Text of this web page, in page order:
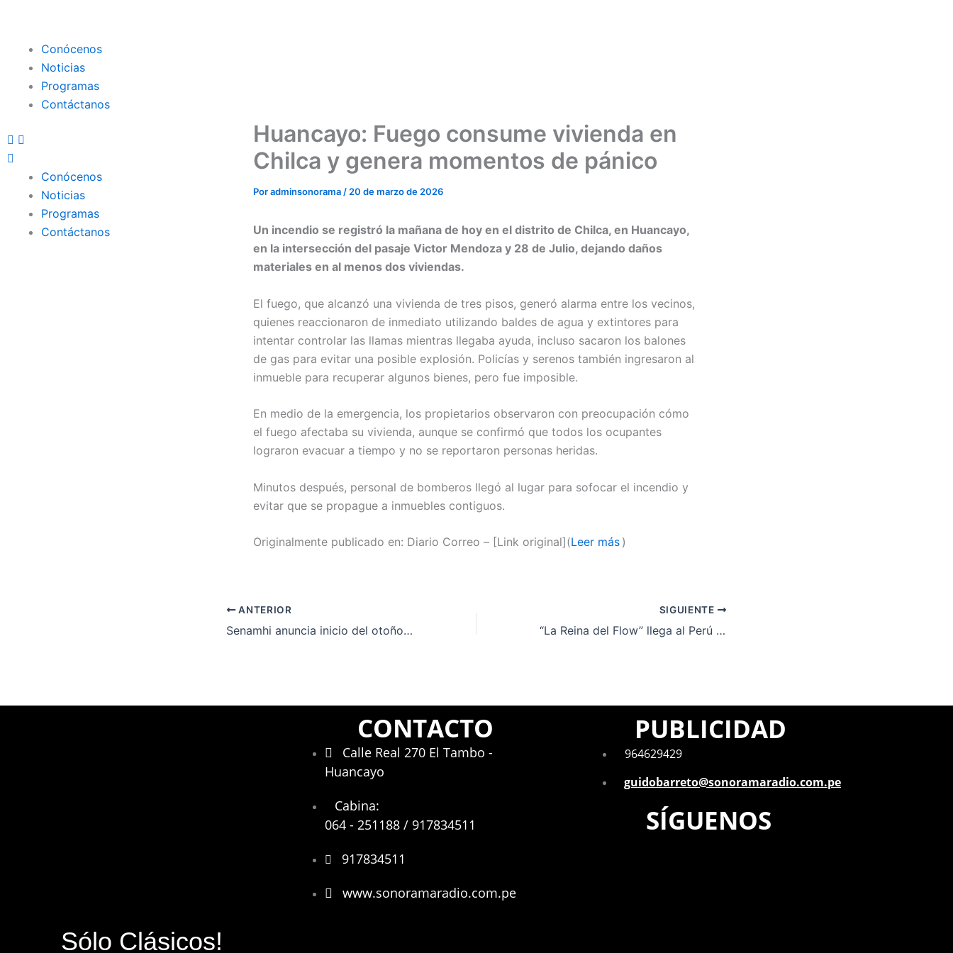
contenidoConócenos
Noticias
Programas
Contáctanos
Menu
Conócenos
Noticias
Programas
Contáctanos
Huancayo: Fuego consume vivienda en
Chilca y genera momentos de pánico
Poradminsonorama / 20 de marzo de 2026
Un incendio se registró la mañana de hoy en el distrito de Chilca, en Huancayo,
en la intersección del pasaje Victor Mendoza y 28 de Julio, dejando daños
materiales en al menos dos viviendas.
El fuego, que alcanzó una vivienda de tres pisos, generó alarma entre los vecinos,
quienes reaccionaron de inmediato utilizando baldes de agua y extintores para
intentar controlar las llamas mientras llegaba ayuda, incluso sacaron los balones
de gas para evitar una posible explosión. Policías y serenos también ingresaron al
inmueble para recuperar algunos bienes, pero fue imposible.
En medio de la emergencia, los propietarios observaron con preocupación cómo
el fuego afectaba su vivienda, aunque se confirmó que todos los ocupantes
lograron evacuar a tiempo y no se reportaron personas heridas.
Minutos después, personal de bomberos llegó al lugar para sofocar el incendio y
evitar que se propague a inmuebles contiguos.
Originalmente publicado en: Diario Correo – [Link original](Leer más )
ANTERIOR
Senamhi anuncia inicio del otoño 2026 con temperaturas por encima de lo habitual en la costa peruana
SIGUIENTE
“La Reina del Flow” llega al Perú con espectáculo en vivo
Sólo Clásicos!
CONTACTO
Calle Real 270 El Tambo -
Huancayo
Cabina:
064 - 251188 / 917834511
917834511
www.sonoramaradio.com.pe
PUBLICIDAD
964629429
guidobarreto@sonoramaradio.com.pe
SÍGUENOS